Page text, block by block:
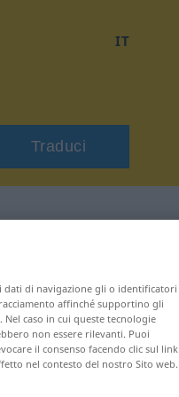
IT
Traduci
dati di navigazione gli o identificatori
affinché supportino gli
caso in cui queste tecnologie
non essere rilevanti. Puoi
il consenso facendo clic sul link
nel contesto del nostro Sito web.